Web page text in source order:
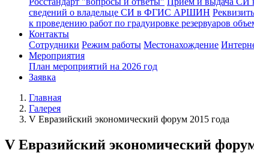
сведений о владельце СИ в ФГИС АРШИН
к проведению работ по градуировке резервуаров
Контакты
Сотрудники Режим работы Местонахождение
Мероприятия
План мероприятий на 2026 год
Заявка
Главная
Галерея
V Евразийский экономический форум 2015 года
V Евразийский экономический